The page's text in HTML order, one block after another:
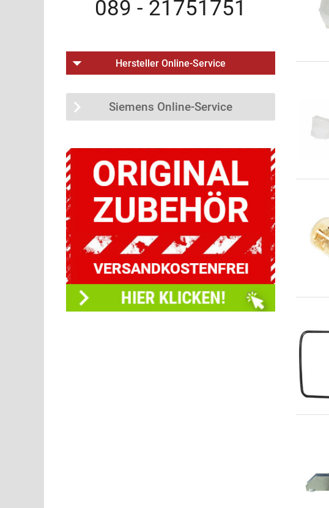
089 - 21751751
Hersteller Online-Service
Siemens Online-Service